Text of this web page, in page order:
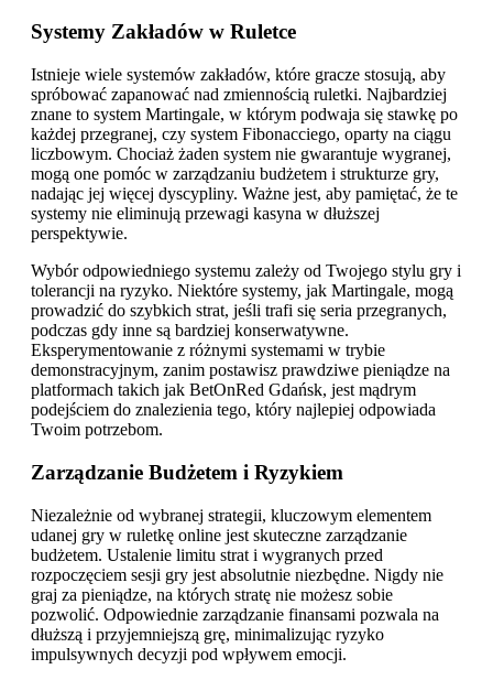
Systemy Zakładów w Ruletce
Istnieje wiele systemów zakładów, które gracze stosują, aby
spróbować zapanować nad zmiennością ruletki. Najbardziej
znane to system Martingale, w którym podwaja się stawkę po
każdej przegranej, czy system Fibonacciego, oparty na ciągu
liczbowym. Chociaż żaden system nie gwarantuje wygranej,
mogą one pomóc w zarządzaniu budżetem i strukturze gry,
nadając jej więcej dyscypliny. Ważne jest, aby pamiętać, że te
systemy nie eliminują przewagi kasyna w dłuższej
perspektywie.
Wybór odpowiedniego systemu zależy od Twojego stylu gry i
tolerancji na ryzyko. Niektóre systemy, jak Martingale, mogą
prowadzić do szybkich strat, jeśli trafi się seria przegranych,
podczas gdy inne są bardziej konserwatywne.
Eksperymentowanie z różnymi systemami w trybie
demonstracyjnym, zanim postawisz prawdziwe pieniądze na
platformach takich jak BetOnRed Gdańsk, jest mądrym
podejściem do znalezienia tego, który najlepiej odpowiada
Twoim potrzebom.
Zarządzanie Budżetem i Ryzykiem
Niezależnie od wybranej strategii, kluczowym elementem
udanej gry w ruletkę online jest skuteczne zarządzanie
budżetem. Ustalenie limitu strat i wygranych przed
rozpoczęciem sesji gry jest absolutnie niezbędne. Nigdy nie
graj za pieniądze, na których stratę nie możesz sobie
pozwolić. Odpowiednie zarządzanie finansami pozwala na
dłuższą i przyjemniejszą grę, minimalizując ryzyko
impulsywnych decyzji pod wpływem emocji.